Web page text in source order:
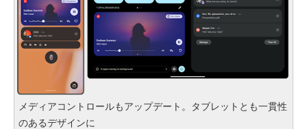
メディアコントロールもアップデート。タブレットとも一貫性
のあるデザインに